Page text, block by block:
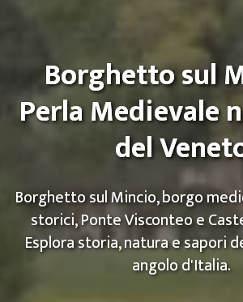
Borghetto sul
Perla Medievale
del
Borghetto sul Mincio, borgo
storici, Ponte Visconteo e
Esplora storia, natura e sapori
angolo d'Italia.